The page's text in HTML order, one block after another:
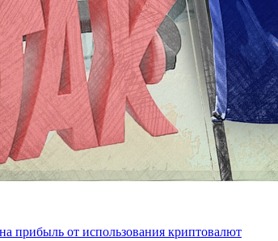
прибыль от использования криптовалют